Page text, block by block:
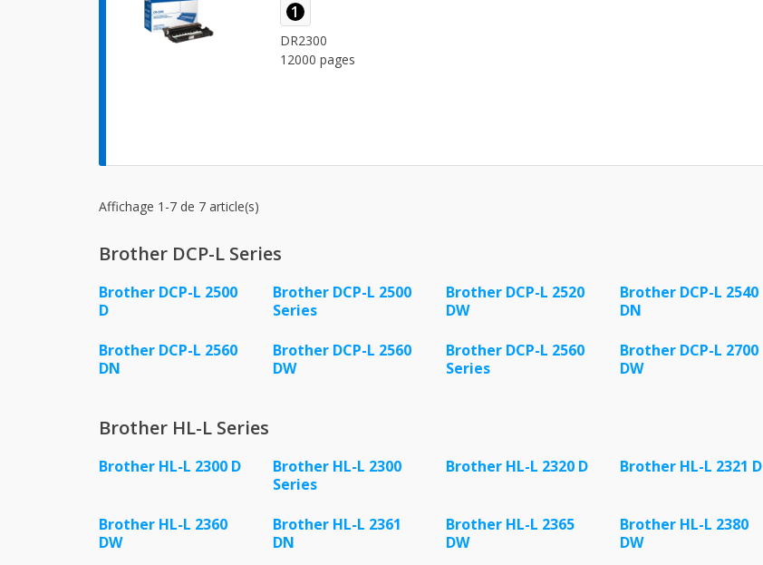
1
DR2300
12000 pages
Affichage 1-7 de 7 article(s)
Brother DCP-L Series
Brother DCP-L 2500
D
Brother DCP-L 2500
Series
Brother DCP-L 2520
DW
Brother DCP-L 2540
DN
Brother DCP-L 2560
DN
Brother DCP-L 2560
DW
Brother DCP-L 2560
Series
Brother DCP-L 2700
DW
Brother HL-L Series
Brother HL-L 2300 D
Brother HL-L 2300
Series
Brother HL-L 2320 D Brother HL-L 2321 D
Brother HL-L 2360
DW
Brother HL-L 2361
DN
Brother HL-L 2365
DW
Brother HL-L 2380
DW